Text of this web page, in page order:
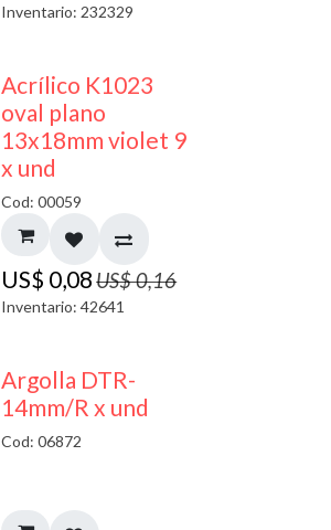
Inventario: 232329
50% DESCUENTO
Acrílico K1023
oval plano
13x18mm violet 9
x und
Cod: 00059
US$ 0,08US$0,16
Inventario: 42641
Argolla DTR-
14mm/R x und
Cod: 06872